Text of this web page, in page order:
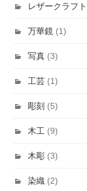
レザークラフト
万華鏡 (1)
写真 (3)
工芸 (1)
彫刻 (5)
木工 (9)
木彫 (3)
染織 (2)